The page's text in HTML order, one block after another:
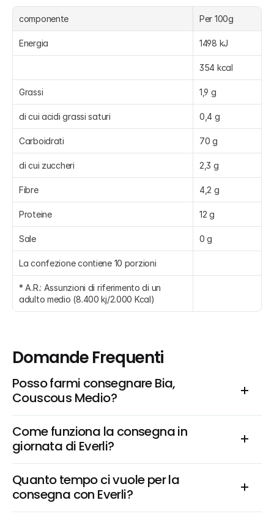
componente Per 100g
Energia 1498 kJ
354 kcal
Grassi 1,9 g
di cui acidi grassi saturi 0,4 g
Carboidrati 70 g
di cui zuccheri 2,3 g
Fibre 4,2 g
Proteine 12 g
Sale 0 g
La confezione contiene 10 porzioni
* A.R.: Assunzioni di riferimento di un
adulto medio (8.400 kj/2.000 Kcal)
Domande Frequenti
Posso farmi consegnare Bia,
Couscous Medio?
Come funziona la consegna in
giornata di Everli?
Quanto tempo ci vuole per la
consegna con Everli?